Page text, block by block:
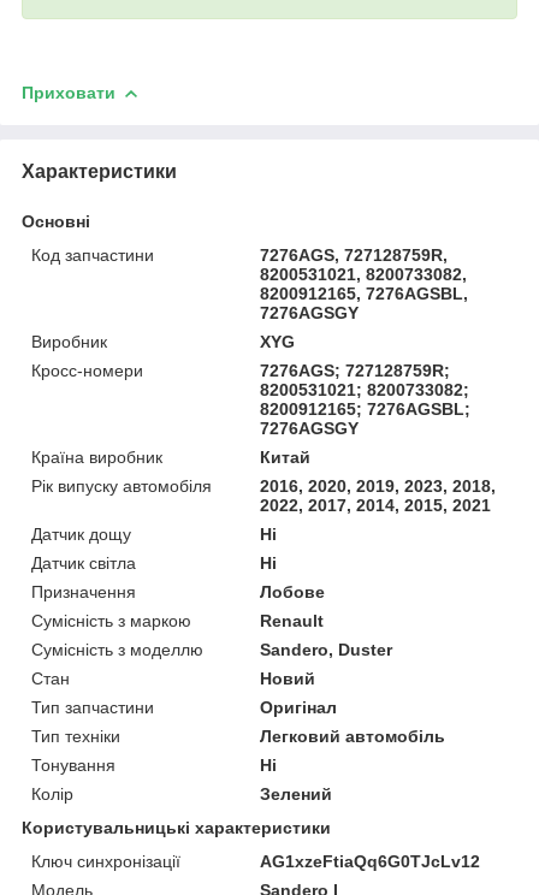
Приховати
Характеристики
Основні
Код запчастини
7276AGS, 727128759R,
8200531021, 8200733082,
8200912165, 7276AGSBL,
7276AGSGY
Виробник
XYG
Кросс-номери
7276AGS; 727128759R;
8200531021; 8200733082;
8200912165; 7276AGSBL;
7276AGSGY
Країна виробник
Китай
Рік випуску автомобіля
2016, 2020, 2019, 2023, 2018,
2022, 2017, 2014, 2015, 2021
Датчик дощу
Ні
Датчик світла
Ні
Призначення
Лобове
Сумісність з маркою
Renault
Сумісність з моделлю
Sandero, Duster
Стан
Новий
Тип запчастини
Оригінал
Тип техніки
Легковий автомобіль
Тонування
Ні
Колір
Зелений
Користувальницькі характеристики
Ключ синхронізації
AG1xzeFtiaQq6G0TJcLv12
Мoдель
Sandero I